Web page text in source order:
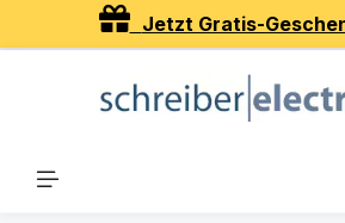
Zum Hauptinhalt springen
Jetzt Gratis-Geschenk ab 30 €